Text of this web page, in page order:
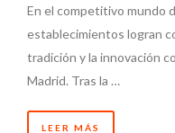
En el competitivo mundo
establecimientos logran
tradición y la innovación
Madrid. Tras la …
LEER MÁS